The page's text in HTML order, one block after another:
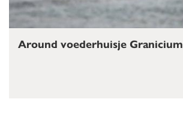
Around voederhuisje Granicium